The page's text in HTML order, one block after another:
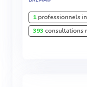
1professionnels
393 consultations